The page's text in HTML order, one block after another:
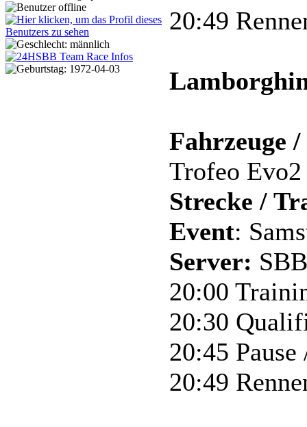
20:49
Fahrzeuge
Trofeo Evo2
Strecke /
Event:
Server:
20:00
20:30
20:45
20:49